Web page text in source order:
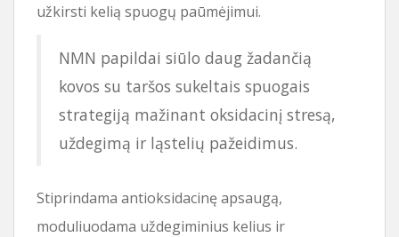
užkirsti kelią spuogų paūmėjimui.
NMN papildai siūlo daug žadančią
kovos su taršos sukeltais spuogais
strategiją mažinant oksidacinį stresą,
uždegimą ir ląstelių pažeidimus.
Stiprindama antioksidacinę apsaugą,
moduliuodama uždegiminius kelius ir